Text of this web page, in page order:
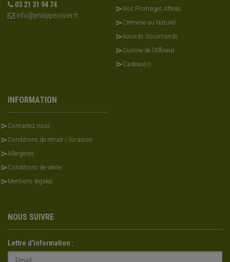
03 21 31 94 74
info@philippeolivier.fr
Nos Fromages Affinés
Crémerie au Naturel
Accords Gourmands
Cuisine de l'Affineur
Cadeau(x)
INFORMATION
Contactez nous
Conditions de retrait / livraison
Allergènes
Conditions de vente
Mentions légales
NOUS SUIVRE
Lettre d'information :